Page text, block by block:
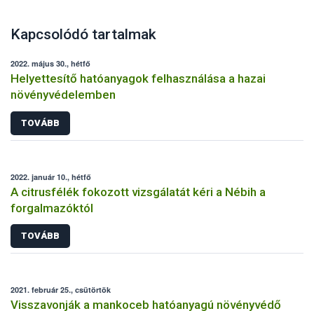
Kapcsolódó tartalmak
2022. május 30., hétfő
Helyettesítő hatóanyagok felhasználása a hazai
növényvédelemben
TOVÁBB
2022. január 10., hétfő
A citrusfélék fokozott vizsgálatát kéri a Nébih a
forgalmazóktól
TOVÁBB
2021. február 25., csütörtök
Visszavonják a mankoceb hatóanyagú növényvédő